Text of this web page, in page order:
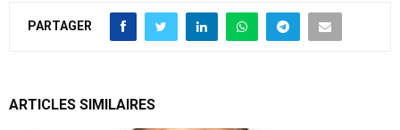
PARTAGER
ARTICLES SIMILAIRES